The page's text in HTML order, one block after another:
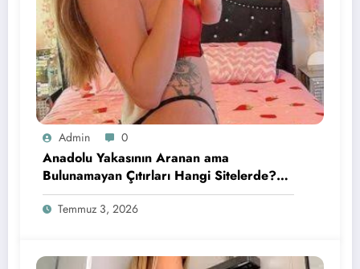
Admin 0
Anadolu Yakasının Aranan ama
Bulunamayan Çıtırları Hangi Sitelerde?
İçin Pratik Bilgiler
Temmuz 3, 2026